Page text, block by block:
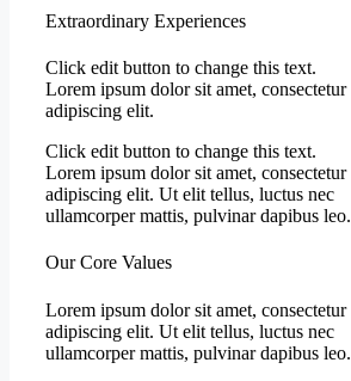
Extraordinary Experiences
Click edit button to change this text.
Lorem ipsum dolor sit amet, consectetur
adipiscing elit.
Click edit button to change this text.
Lorem ipsum dolor sit amet, consectetur
adipiscing elit. Ut elit tellus, luctus nec
ullamcorper mattis, pulvinar dapibus leo.
Our Core Values
Lorem ipsum dolor sit amet, consectetur
adipiscing elit. Ut elit tellus, luctus nec
ullamcorper mattis, pulvinar dapibus leo.